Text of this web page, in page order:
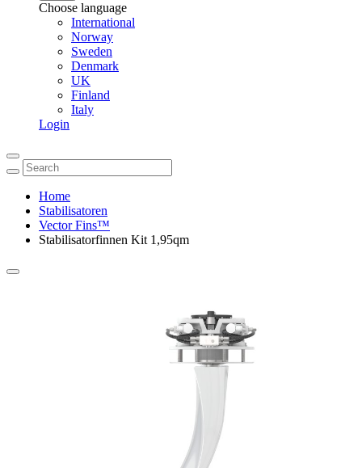
Choose language
International
Norway
Sweden
Denmark
UK
Finland
Italy
Login
Home
Stabilisatoren
Vector Fins™
Stabilisatorfinnen Kit 1,95qm